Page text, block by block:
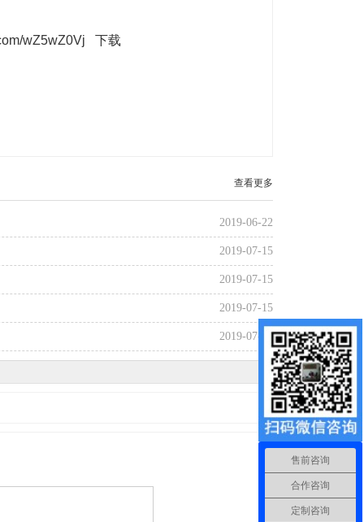
wZ5wZ0Vj 下载
查看更多
2019-06-22
2019-07-15
2019-07-15
2019-07-15
2019-07-15
售前咨询
合作咨询
定制咨询